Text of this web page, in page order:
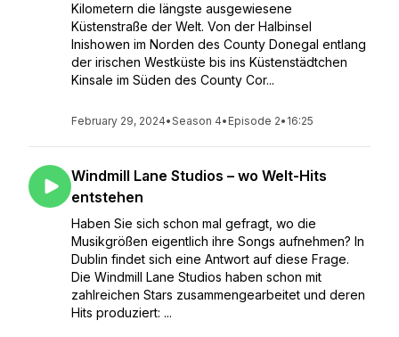
Kilometern die längste ausgewiesene
Küstenstraße der Welt. Von der Halbinsel
Inishowen im Norden des County Donegal entlang
der irischen Westküste bis ins Küstenstädtchen
Kinsale im Süden des County Cor...
February 29, 2024•Season 4• Episode 2• 16:25
Windmill Lane Studios – wo Welt-Hits
entstehen
Haben Sie sich schon mal gefragt, wo die
Musikgrößen eigentlich ihre Songs aufnehmen? In
Dublin findet sich eine Antwort auf diese Frage.
Die Windmill Lane Studios haben schon mit
zahlreichen Stars zusammengearbeitet und deren
Hits produziert: ...